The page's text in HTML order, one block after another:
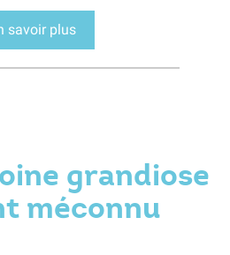
savoir plus
grandiose
méconnu